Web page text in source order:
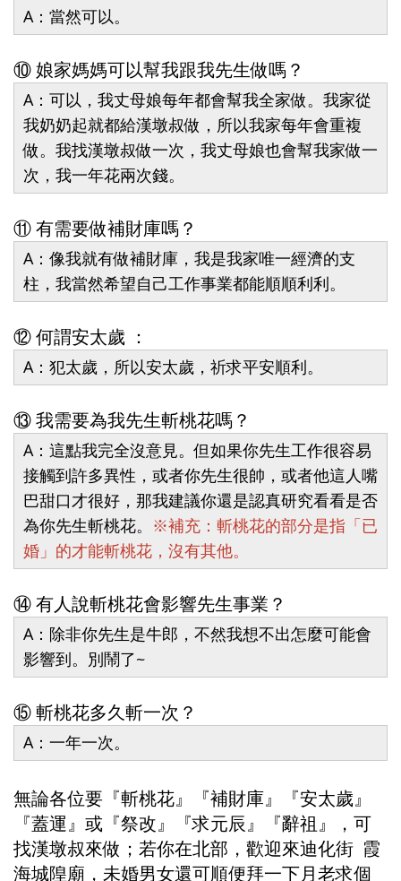
A：當然可以。
⑩ 娘家媽媽可以幫我跟我先生做嗎？
A：可以，我丈母娘每年都會幫我全家做。我家從
我奶奶起就都給漢墩叔做，所以我家每年會重複
做。我找漢墩叔做一次，我丈母娘也會幫我家做一
次，我一年花兩次錢。
⑪ 有需要做補財庫嗎？
A：像我就有做補財庫，我是我家唯一經濟的支
柱，我當然希望自己工作事業都能順順利利。
⑫ 何謂安太歲 ：
A：犯太歲，所以安太歲，祈求平安順利。
⑬ 我需要為我先生斬桃花嗎？
A：這點我完全沒意見。但如果你先生工作很容易
接觸到許多異性，或者你先生很帥，或者他這人嘴
巴甜口才很好，那我建議你還是認真研究看看是否
為你先生斬桃花。 ※補充：斬桃花的部分是指「已
婚」的才能斬桃花，沒有其他。
⑭ 有人說斬桃花會影響先生事業？
A：除非你先生是牛郎，不然我想不出怎麼可能會
影響到。別鬧了~
⑮ 斬桃花多久斬一次？
A：一年一次。
無論各位要『斬桃花』『補財庫』『安太歲』
『蓋運』或『祭改』『求元辰』『辭祖』，可
找漢墩叔來做；若你在北部，歡迎來迪化街  霞
海城隍廟，未婚男女還可順便拜一下月老求個